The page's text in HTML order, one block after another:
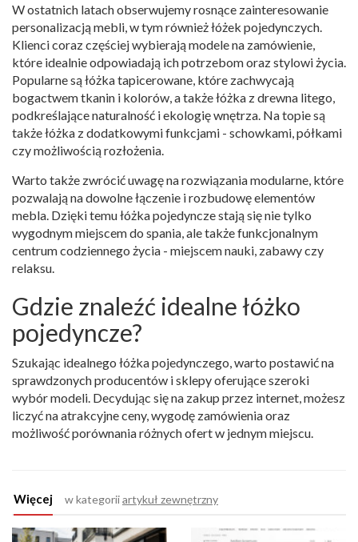
W ostatnich latach obserwujemy rosnące zainteresowanie
personalizacją mebli, w tym również łóżek pojedynczych.
Klienci coraz częściej wybierają modele na zamówienie,
które idealnie odpowiadają ich potrzebom oraz stylowi życia.
Popularne są łóżka tapicerowane, które zachwycają
bogactwem tkanin i kolorów, a także łóżka z drewna litego,
podkreślające naturalność i ekologię wnętrza. Na topie są
także łóżka z dodatkowymi funkcjami - schowkami, półkami
czy możliwością rozłożenia.
Warto także zwrócić uwagę na rozwiązania modularne, które
pozwalają na dowolne łączenie i rozbudowę elementów
mebla. Dzięki temu łóżka pojedyncze stają się nie tylko
wygodnym miejscem do spania, ale także funkcjonalnym
centrum codziennego życia - miejscem nauki, zabawy czy
relaksu.
Gdzie znaleźć idealne łóżko
pojedyncze?
Szukając idealnego łóżka pojedynczego, warto postawić na
sprawdzonych producentów i sklepy oferujące szeroki
wybór modeli. Decydując się na zakup przez internet, możesz
liczyć na atrakcyjne ceny, wygodę zamówienia oraz
możliwość porównania różnych ofert w jednym miejscu.
Więcej w kategoriiartykuł zewnętrzny